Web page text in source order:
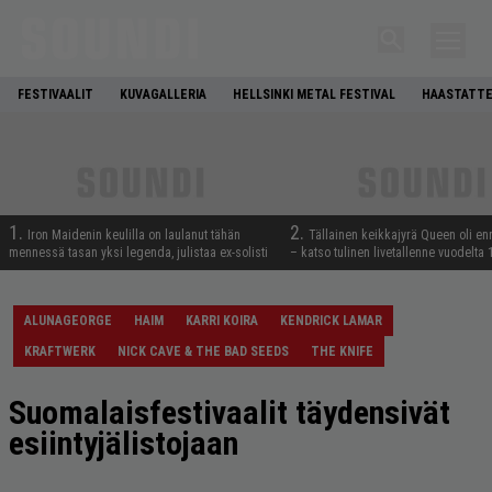
FESTIVAALIT KUVAGALLERIA HELLSINKI METAL FESTIVAL
1.
Iron Maidenin keulilla on laulanut tähän
mennessä tasan yksi legenda, julistaa ex-solisti
2. Tällainen keikkajyrä Queen oli
– katso tulinen livetallenne vuodelta
ALUNAGEORGE HAIM KARRI KOIRA
KENDRICK LAMAR
KRAFTWERK
NICK CAVE & THE BAD SEEDS THE KNIFE
Suomalaisfestivaalit täydensivät
esiintyjälistojaan